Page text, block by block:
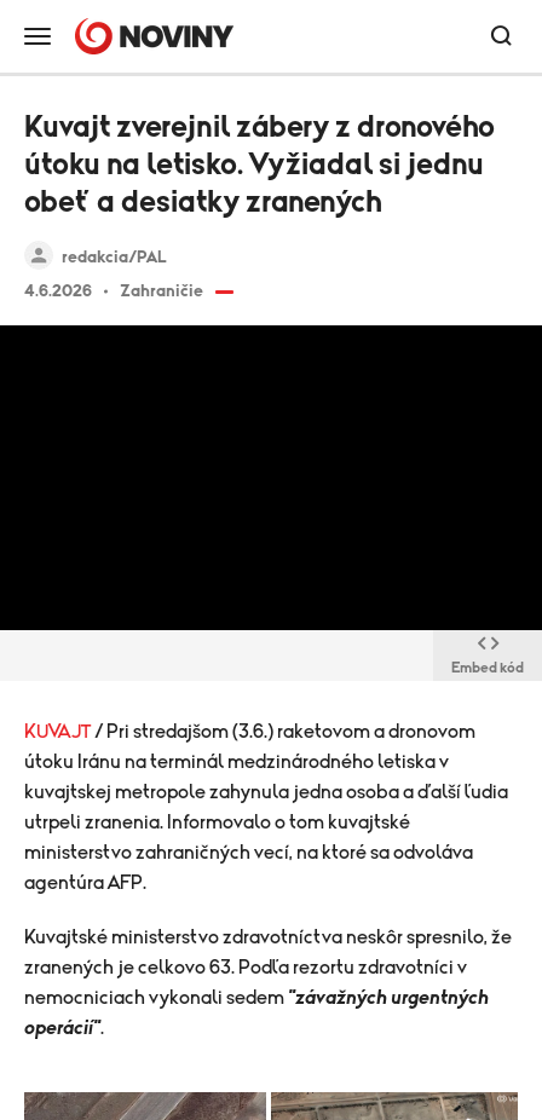
redakcia/PAL
4.6.2026
Zahraničie
Kuvajt zverejnil zábery z dronového
útoku na letisko. Vyžiadal si jednu
obeť a desiatky zranených
Embed kód
KUVAJT/ Pri stredajšom (3.6.) raketovom a dronovom
útoku Iránu na terminál medzinárodného letiska v
kuvajtskej metropole zahynula jedna osoba a ďalší ľudia
utrpeli zranenia. Informovalo o tom kuvajtské
ministerstvo zahraničných vecí, na ktoré sa odvoláva
agentúra AFP.
Kuvajtské ministerstvo zdravotníctva neskôr spresnilo, že
zranených je celkovo 63. Podľa rezortu zdravotníci v
nemocniciach vykonali sedem "závažných urgentných
operácií".